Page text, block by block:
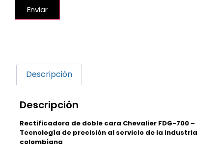
Enviar
Descripción
Descripción
Rectificadora de doble cara Chevalier FDG-700 –
Tecnología de precisión al servicio de la industria
colombiana